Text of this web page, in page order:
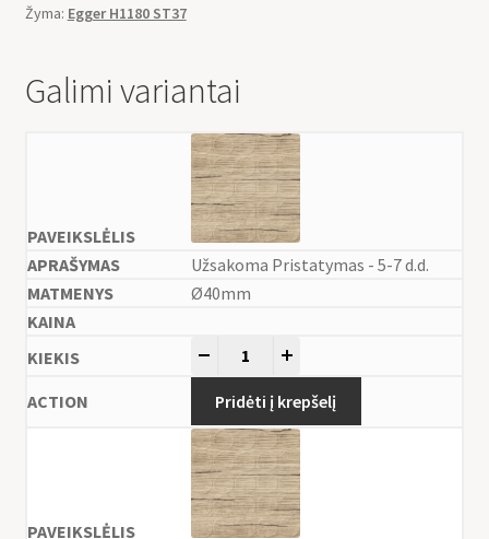
Žyma: Egger H1180 ST37
Galimi variantai
Užsakoma Pristatymas - 5-7 d.d.
Ø40mm
Pridėti į krepšelį